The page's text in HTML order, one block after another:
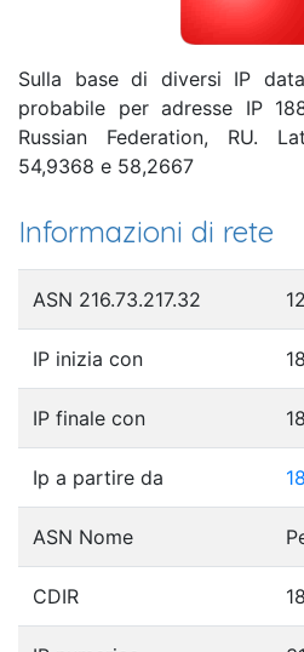
Sulla base di diversi IP
probabile per adresse IP
Russian Federation, RU.
54,9368 e 58,2667
Informazioni di rete
ASN 216.73.217.32
IP inizia con
IP finale con
Ip a partire da
ASN Nome
CDIR